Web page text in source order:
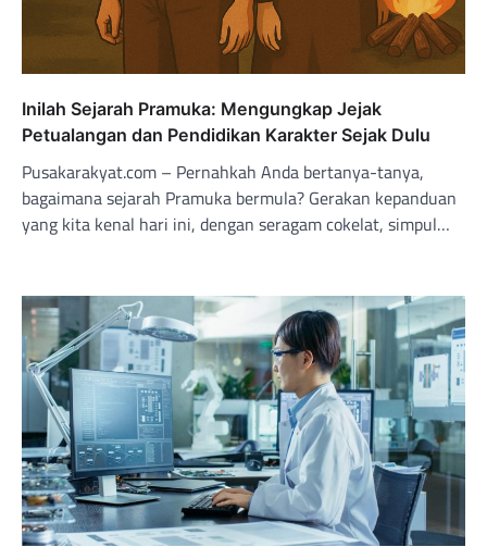
Inilah Sejarah Pramuka: Mengungkap Jejak
Petualangan dan Pendidikan Karakter Sejak Dulu
Pusakarakyat.com – Pernahkah Anda bertanya-tanya,
bagaimana sejarah Pramuka bermula? Gerakan kepanduan
yang kita kenal hari ini, dengan seragam cokelat, simpul…